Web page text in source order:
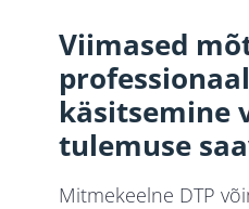
Viimased
käsitsemine
tulemuse
Mitmekeelne DTP